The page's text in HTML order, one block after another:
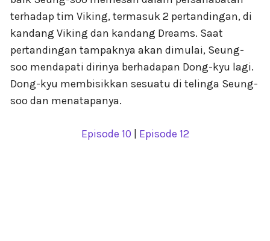
terhadap tim Viking, termasuk 2 pertandingan, di
kandang Viking dan kandang Dreams. Saat
pertandingan tampaknya akan dimulai, Seung-
soo mendapati dirinya berhadapan Dong-kyu lagi.
Dong-kyu membisikkan sesuatu di telinga Seung-
soo dan menatapanya.
Episode 10 Episode 12